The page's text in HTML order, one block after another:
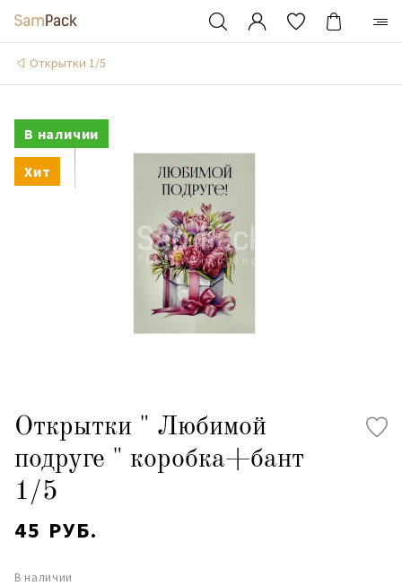
Открытки 1/5
В наличии
Хит
Открытки " Любимой
подруге " коробка+бант
1/5
45 РУБ.
В наличии